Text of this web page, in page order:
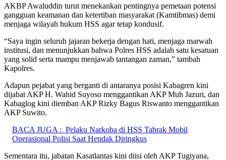
AKBP Awaluddin turut menekankan pentingnya pemetaan potensi
gangguan keamanan dan ketertiban masyarakat (Kamtibmas) demi
menjaga wilayah hukum HSS agar tetap kondusif.
“Saya ingin seluruh jajaran bekerja dengan hati, menjaga marwah
institusi, dan menunjukkan bahwa Polres HSS adalah satu kesatuan
yang solid serta mampu menjawab tantangan zaman,” tambah
Kapolres.
Adapun pejabat yang berganti di antaranya posisi Kabagren kini
dijabat AKP H. Wahid Suyoso menggantikan AKP Muh Jazuri, dan
Kabaglog kini diemban AKP Rizky Bagus Riswanto menggantikan
AKP Suwito.
BACA JUGA : Pelaku Narkoba di HSS Tabrak Mobil
Operasional Polisi Saat Hendak Diringkus
Sementara itu, jabatan Kasatlantas kini diisi oleh AKP Tugiyana,